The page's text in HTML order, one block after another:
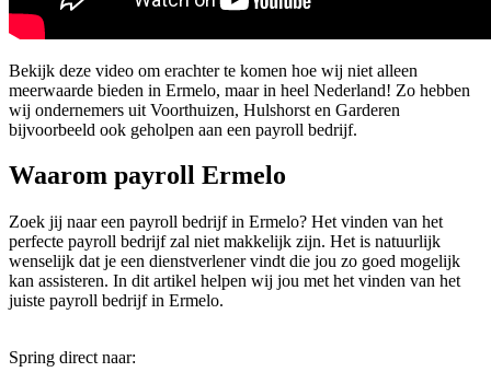
Bekijk deze video om erachter te komen hoe wij niet alleen
meerwaarde bieden in Ermelo, maar in heel Nederland! Zo hebben
wij ondernemers uit Voorthuizen, Hulshorst en Garderen
bijvoorbeeld ook geholpen aan een payroll bedrijf.
Waarom payroll Ermelo
Zoek jij naar een payroll bedrijf in Ermelo? Het vinden van het
perfecte payroll bedrijf zal niet makkelijk zijn. Het is natuurlijk
wenselijk dat je een dienstverlener vindt die jou zo goed mogelijk
kan assisteren. In dit artikel helpen wij jou met het vinden van het
juiste payroll bedrijf in Ermelo.
Spring direct naar: